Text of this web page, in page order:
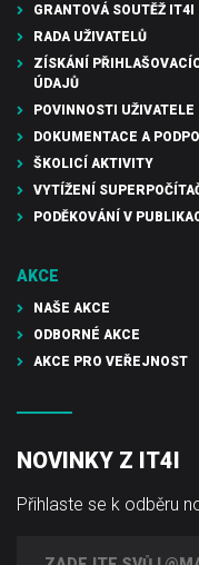
GRANTOVÁ SOUTĚŽ IT4I
RADA UŽIVATELŮ
ZÍSKÁNÍ
ÚDAJŮ
POVINNOSTI UŽIVATELE
DOKUMENTACE A
ŠKOLICÍ AKTIVITY
VYTÍŽENÍ
PODĚKOVÁNÍ V
AKCE
NAŠE AKCE
ODBORNÉ AKCE
AKCE PRO VEŘEJNOST
NOVINKY Z IT4I
Přihlaste se k odběru